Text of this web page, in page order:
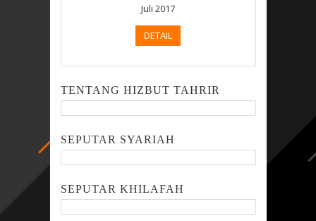
Juli 2017
DETAIL
TENTANG HIZBUT TAHRIR
SEPUTAR SYARIAH
SEPUTAR KHILAFAH